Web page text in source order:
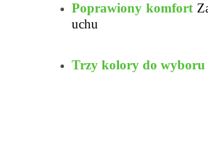
Poprawiony komfort
uchu
Trzy kolory do wyboru